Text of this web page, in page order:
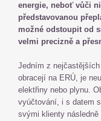
energie, neboť vůči
představovanou
možné odstoupit od
velmi precizně a
Jedním z
obracejí na ERÚ, je
elektřiny nebo plynu.
vyúčtování, i s datem
svými klienty